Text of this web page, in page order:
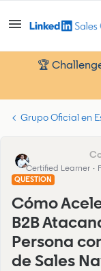
🏆
Grupo Oficial en
Julian Aguirre
Certified Learner
QUESTION
Cómo
B2B
Persona
de Sales